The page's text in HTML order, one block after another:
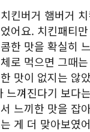
킨버거 햄버거
어요. 치킨패티
한 맛을 확실히
로 먹으면 그때
맛이 없지는 않
느껴진다기 보다
느끼한 맛을 잡
게 더 맞아보였